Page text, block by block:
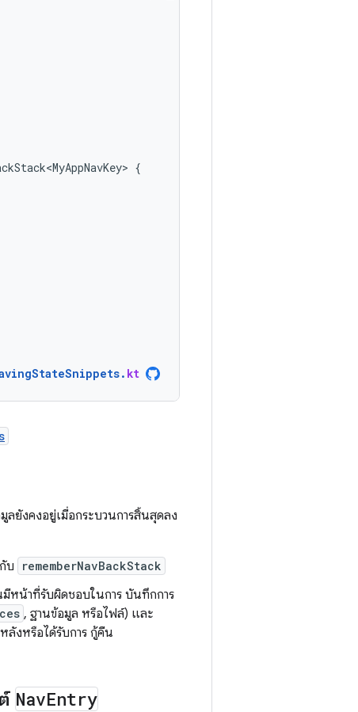
{
. kt
ลยังคงอยู่เมื่อกระบวนการสิ้นสุดลง
บ rememberNavBackStack
หน้าที่รับผิดชอบในการ บันทึกการ
, ฐานข้อมูล หรือไฟล์) และ
ลังหรือได้รับการ กู้คืน
NavEntry